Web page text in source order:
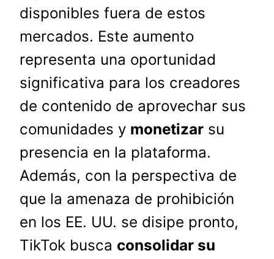
disponibles fuera de estos
mercados. Este aumento
representa una oportunidad
significativa para los creadores
de contenido de aprovechar sus
comunidades y monetizar su
presencia en la plataforma.
Además, con la perspectiva de
que la amenaza de prohibición
en los EE. UU. se disipe pronto,
TikTok busca consolidar su